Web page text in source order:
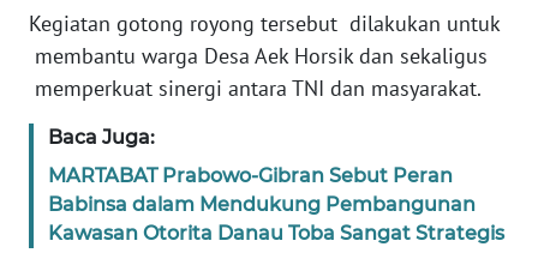
Kegiatan gotong royong tersebut dilakukan untuk
membantu warga Desa Aek Horsik dan sekaligus
memperkuat sinergi antara TNI dan masyarakat.
Baca Juga:
MARTABAT Prabowo-Gibran Sebut Peran
Babinsa dalam Mendukung Pembangunan
Kawasan Otorita Danau Toba Sangat Strategis
WN
NTB
WN
SULTENG
WN
SULBAR